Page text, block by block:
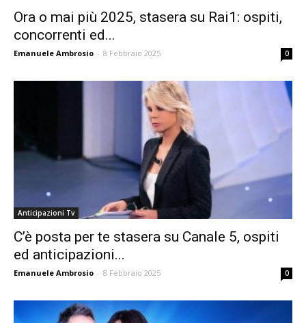
Ora o mai più 2025, stasera su Rai1: ospiti,
concorrenti ed...
Emanuele Ambrosio - 8 Febbraio 2025 0
Anticipazioni Tv
C’è posta per te stasera su Canale 5, ospiti
ed anticipazioni...
Emanuele Ambrosio - 8 Febbraio 2025 0